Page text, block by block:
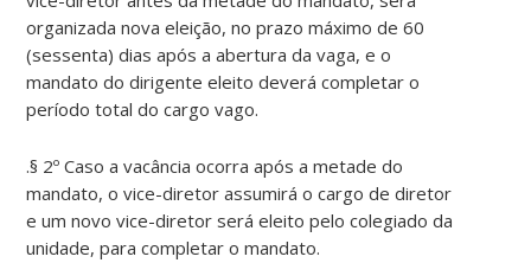
organizada nova eleição, no prazo máximo de 60
(sessenta) dias após a abertura da vaga, e o
mandato do dirigente eleito deverá completar o
período total do cargo vago.
.§ 2º Caso a vacância ocorra após a metade do
mandato, o vice-diretor assumirá o cargo de diretor
e um novo vice-diretor será eleito pelo colegiado da
unidade, para completar o mandato.